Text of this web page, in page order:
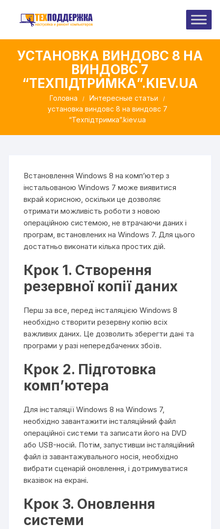
УСТАНОВКА ВИНДОВС 8 НА
ВИНДОВС 7
“ТЕХПІДТРИМКА”.KIEV.UA
Головна
Интересные статьи
установка виндовс 8 на виндовс 7
“Техпідтримка”.kiev.ua
Встановлення Windows 8 на комп’ютер з
інстальованою Windows 7 може виявитися
вкрай корисною, оскільки це дозволяє
отримати можливість роботи з новою
операційною системою, не втрачаючи даних і
програм, встановлених на Windows 7. Для цього
достатньо виконати кілька простих дій.
Крок 1. Створення
резервної копії даних
Перш за все, перед інсталяцією Windows 8
необхідно створити резервну копію всіх
важливих даних. Це дозволить зберегти дані та
програми у разі непередбачених збоїв.
Крок 2. Підготовка
комп’ютера
Для інсталяції Windows 8 на Windows 7,
необхідно завантажити інсталяційний файл
операційної системи та записати його на DVD
або USB-носій. Потім, запустивши інсталяційний
файл із завантажувального носія, необхідно
вибрати сценарій оновлення, і дотримуватися
вказівок на екрані.
Крок 3. Оновлення
системи